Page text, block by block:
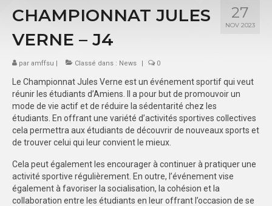
PRÉSENTATION
ADMINISTRATIF
SPORTS CO
FEUILLES DE MATCH
SPORTS IND
FORMATION
COMMUNICATION
CHAMPIONNATS DE FRANCE
27
NOV 2023
CHAMPIONNAT JULES
VERNE – J4
par amffsu | Classé dans : News | 0
Le Championnat Jules Verne est un événement sportif qui veut
réunir les étudiants d’Amiens. Il a pour but de promouvoir un
mode de vie actif et de réduire la sédentarité chez les
étudiants. En offrant une variété d’activités sportives collectives
cela permettra aux étudiants de découvrir de nouveaux sports et
de trouver celui qui leur convient le mieux.
Cela peut également les encourager à continuer à pratiquer une
activité sportive régulièrement. En outre, l’événement vise
également à favoriser la socialisation, la cohésion et la
collaboration entre les étudiants en leur offrant l’occasion de se